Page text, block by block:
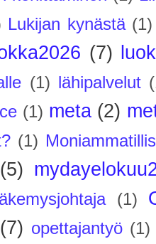
Lukijan kynästä (1)
(7)
(1) lähipalvelut
(1) meta (2)
(1)
(5)
(1)
(7) opettajantyö (1)